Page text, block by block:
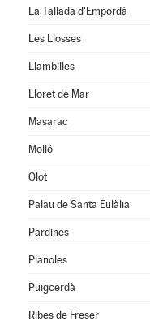
La Tallada d'Empordà
Les Llosses
Llambilles
Lloret de Mar
Masarac
Molló
Olot
Palau de Santa Eulàlia
Pardines
Planoles
Puigcerdà
Ribes de Freser